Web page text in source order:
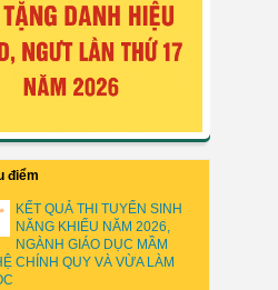
điểm
KẾT QUẢ THI TUYỂN SINH
NĂNG KHIẾU NĂM 2026,
NGÀNH GIÁO DỤC MẦM
CHÍNH QUY VÀ VỪA LÀM